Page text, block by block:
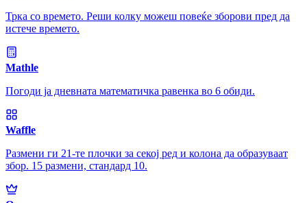
Трка со времето. Реши колку можеш повеќе зборови пред да
истече времето.
Mathle
Погоди ја дневната математичка равенка во 6 обиди.
Waffle
Размени ги 21-те плочки за секој ред и колона да образуваат
збор. 15 размени, стандард 10.